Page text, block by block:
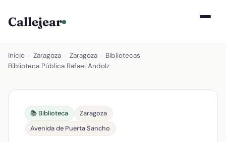
Callejear
Inicio Zaragoza Zaragoza Bibliotecas
Biblioteca Pública Rafael Andolz
📚 Biblioteca
Zaragoza
Avenida de Puerta Sancho